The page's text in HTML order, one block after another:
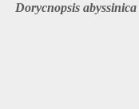
Dorycnopsis abyssinica